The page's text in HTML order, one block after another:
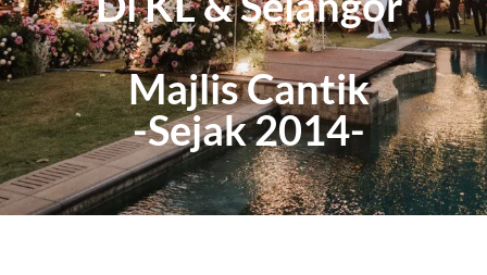
Majlis Cantik
-Sejak 2014-